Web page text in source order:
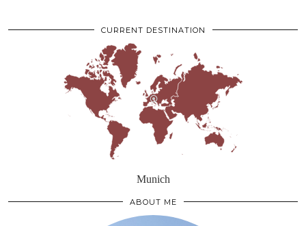
CURRENT DESTINATION
Munich
ABOUT ME